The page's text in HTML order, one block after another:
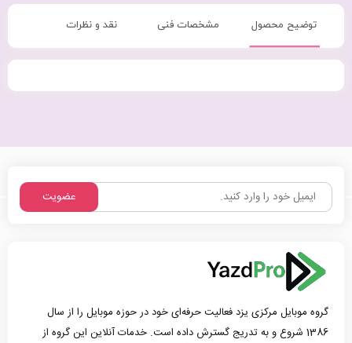
توضیح محصول مشخصات فنی نقد و نظرات
عضویت
گروه موبایل مرکزی یزد فعالیت حرفه‌ای خود در حوزه موبایل را از سال
1386 شروع و به تدریج گسترش داده است. خدمات آنلاین این گروه از